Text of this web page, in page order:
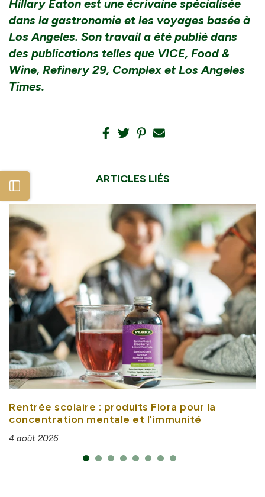
Hillary Eaton est une écrivaine spécialisée
dans la gastronomie et les voyages basée à
Los Angeles. Son travail a été publié dans
des publications telles que VICE, Food &
Wine, Refinery 29, Complex et Los Angeles
Times.
ARTICLES LIÉS
Rentrée scolaire : produits Flora pour la
concentration mentale et l'immunité
4 août 2026